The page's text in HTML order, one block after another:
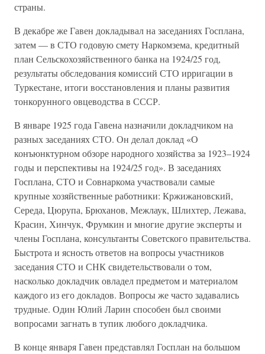
страны.
В декабре же Гавен докладывал на заседаниях Госплана,
затем — в СТО годовую смету Наркомзема, кредитный
план Сельскохозяйственного банка на 1924/25 год,
результаты обследования комиссий СТО ирригации в
Туркестане, итоги восстановления и планы развития
тонкорунного овцеводства в СССР.
В январе 1925 года Гавена назначили докладчиком на
разных заседаниях СТО. Он делал доклад «О
конъюнктурном обзоре народного хозяйства за 1923–1924
годы и перспективы на 1924/25 год». В заседаниях
Госплана, СТО и Совнаркома участвовали самые
крупные хозяйственные работники: Кржижановский,
Середа, Цюрупа, Брюханов, Межлаук, Шлихтер, Лежава,
Красин, Хинчук, Фрумкин и многие другие эксперты и
члены Госплана, консультанты Советского правительства.
Быстрота и ясность ответов на вопросы участников
заседания СТО и СНК свидетельствовали о том,
насколько докладчик овладел предметом и материалом
каждого из его докладов. Вопросы же часто задавались
трудные. Один Юлий Ларин способен был своими
вопросами загнать в тупик любого докладчика.
В конце января Гавен представлял Госплан на большом